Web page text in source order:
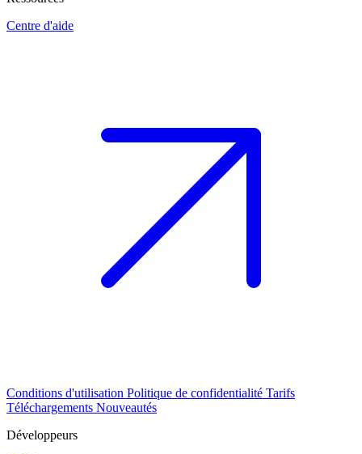
Centre d'aide
Conditions d'utilisation Politique de confidentialité Tarifs
Téléchargements Nouveautés
Développeurs